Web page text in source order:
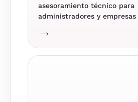
asesoramiento técnico para
administradores y empresas
→